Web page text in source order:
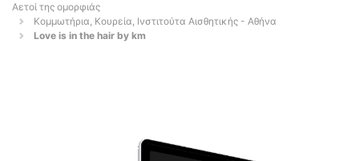
Αετοί της ομορφιάς
Κομμωτήρια, Κουρεία, Ινστιτούτα Αισθητικής - Αθήνα
Love is in the hair by km